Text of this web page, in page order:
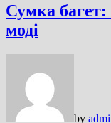
Сумка багет:
моді
by